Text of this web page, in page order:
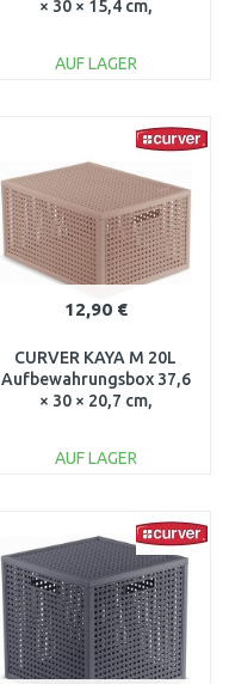
× 30 × 15,4 cm,
AUF LAGER
Vergleichen
12,90 €
CURVER KAYA M 20L
Aufbewahrungsbox 37,6
× 30 × 20,7 cm,
AUF LAGER
Vergleichen